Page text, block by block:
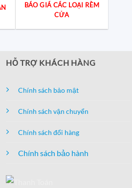
BÁO GIÁ CÁC LOẠI RÈM
CỬA
HỖ TRỢ KHÁCH HÀNG
Chính sách bảo mật
Chính sách vận chuyển
Chính sách đổi hàng
Chính sách bảo hành